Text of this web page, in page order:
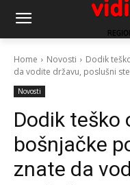
Home Novosti
Dodik
da vodite državu, poslušni
Novosti
Dodik teško
bošnjačke
znate da